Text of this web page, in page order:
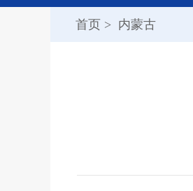
首页 > 内蒙古